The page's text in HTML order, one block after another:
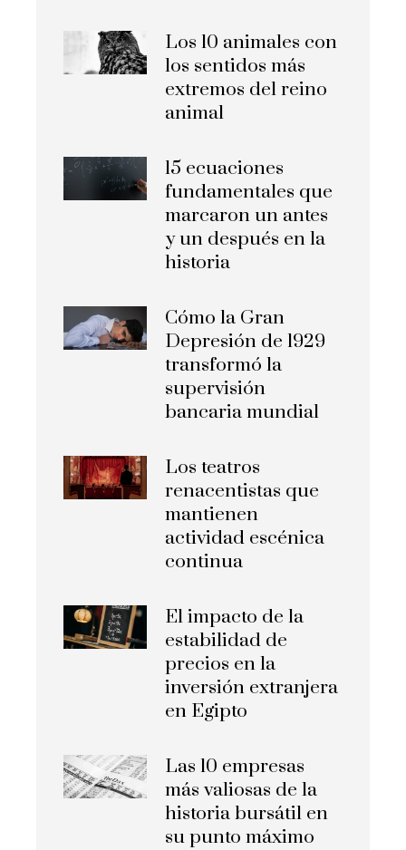
Los 10 animales con
los sentidos más
extremos del reino
animal
15 ecuaciones
fundamentales que
marcaron un antes
y un después en la
historia
Cómo la Gran
Depresión de 1929
transformó la
supervisión
bancaria mundial
Los teatros
renacentistas que
mantienen
actividad escénica
continua
El impacto de la
estabilidad de
precios en la
inversión extranjera
en Egipto
Las 10 empresas
más valiosas de la
historia bursátil en
su punto máximo